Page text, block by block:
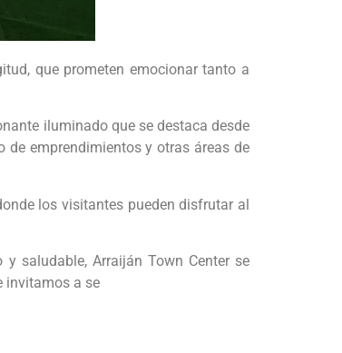
que prometen emocionar tanto a
iluminado que se destaca desde
de emprendimientos y otras áreas de
los visitantes pueden disfrutar al
saludable, Arraiján Town Center se
invitamos a se